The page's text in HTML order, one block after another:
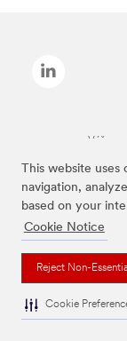
This website
navigation,
based on your
Cookie Notice
Reject Non-
Cookie
Výše